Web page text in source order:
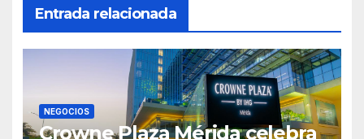
Entrada relacionada
NEGOCIOS
Crowne Plaza Mérida celebra